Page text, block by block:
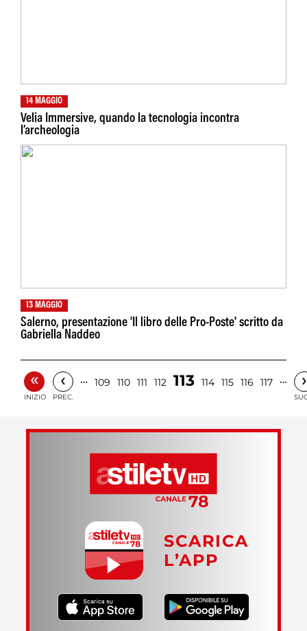
14 MAGGIO
Velia Immersive, quando la tecnologia incontra
l’archeologia
13 MAGGIO
Salerno, presentazione 'Il libro delle Pro-Poste' scritto da
Gabriella Naddeo
«
INIZIO
‹
PREC.
… 109 110 111 112 113 114 115 116 117 … ›
SCARICA
L’APP